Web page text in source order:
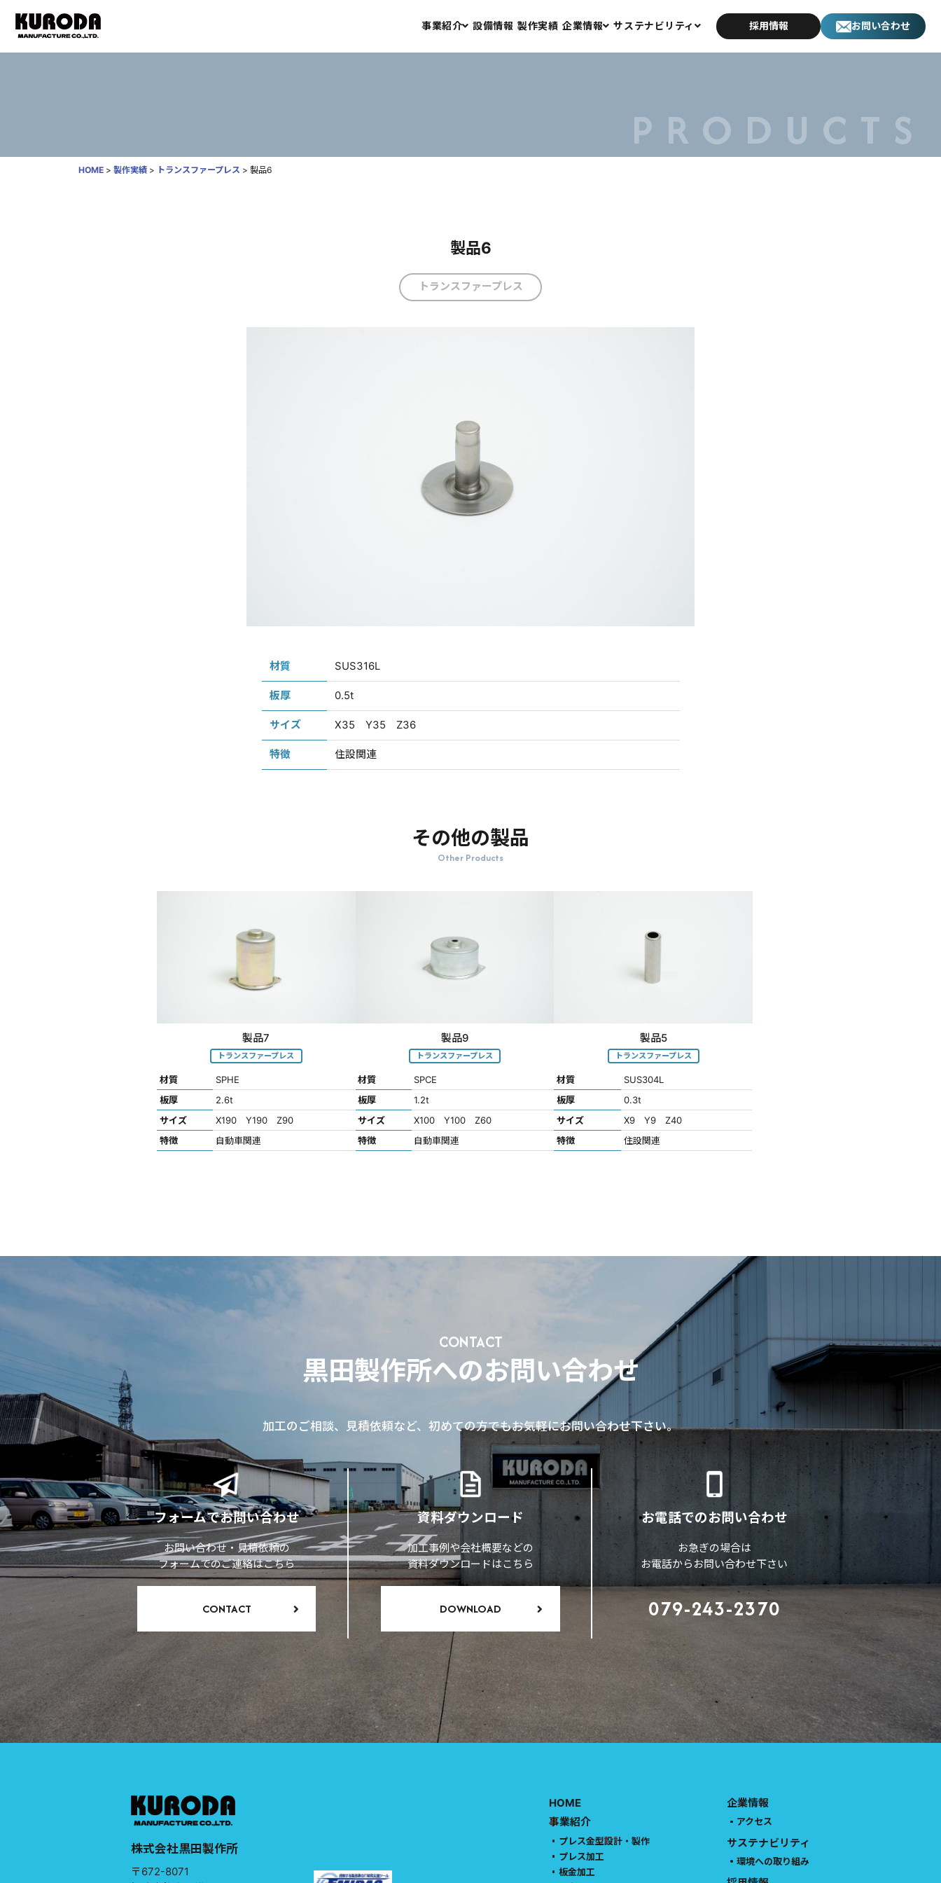
事業紹介
プレス金型設計・製作
設備情報 製作実績 企業情報
会社情報
サステナビリティ
サステナビリティ
採用情報 お問い合わせ
PRODUCTS
HOME > 製作実績 > トランスファープレス > 製品6
製品6
トランスファープレス
材質 SUS316L
板厚 0.5t
サイズ X35 Y35 Z36
特徴 住設関連
その他の製品
Other Products
製品7
トランスファープレス
材質
SPHE
板厚
2.6t
サイズ
X190 Y190 Z90
特徴
自動車関連
製品9
トランスファープレス
材質
SPCE
板厚
1.2t
サイズ
X100 Y100 Z60
特徴
自動車関連
製品5
トランスファープレス
材質
SUS304L
板厚
0.3t
サイズ
X9 Y9 Z40
特徴
住設関連
CONTACT
黒田製作所へのお問い合わせ
加工のご相談、見積依頼など、初めての方でもお気軽にお問い合わせ下さい。
フォームでお問い合わせ
お問い合わせ・見積依頼の
フォームでのご連絡はこちら
CONTACT
資料ダウンロード
加工事例や会社概要などの
資料ダウンロードはこちら
DOWNLOAD
お電話でのお問い合わせ
お急ぎの場合は
お電話からお問い合わせ下さい
079-243-2370
株式会社黒田製作所
〒672-8071
HOME
事業紹介
プレス金型設計・製作
プレス加工
板金加工
企業情報
アクセス
サステナビリティ
環境への取り組み